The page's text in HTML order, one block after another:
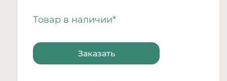
Товар в наличии*
Заказать